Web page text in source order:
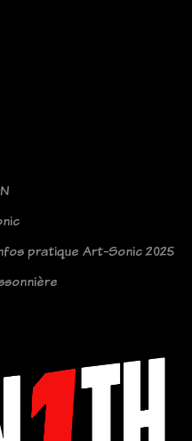
pratique Art-Sonic 2025